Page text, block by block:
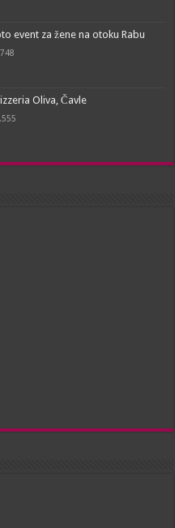
event za žene na otoku Rabu
Oliva, Čavle